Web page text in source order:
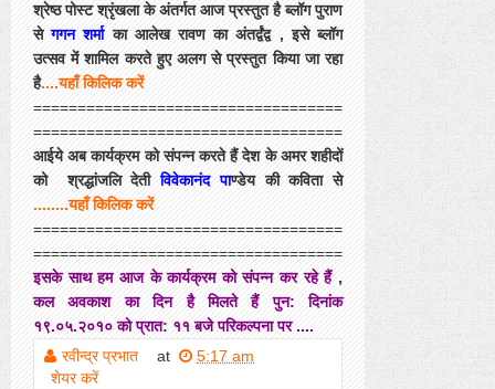
श्रेष्ठ पोस्ट श्रृंखला के अंतर्गत आज प्रस्तुत है ब्लॉग पुराण
सेगगन शर्माका आलेख रावण का अंतर्द्वंद्व , इसे ब्लॉग
उत्सव में शामिल करते हुए अलग से प्रस्तुत किया जा रहा
है....यहाँ किलिक करें
===================================
===================================
आईये अब कार्यक्रम को संपन्न करते हैं देश के अमर शहीदों
को श्रद्धांजलि देतीविवेकानंद पाण्डेय की कविता से
........यहाँ किलिक करें
===================================
===================================
इसके साथ हम आज के कार्यक्रम को संपन्न कर रहे हैं ,
कल अवकाश का दिन है मिलते हैं पुन: दिनांक
१९.०५.२०१० को प्रात: ११ बजे परिकल्पना पर ....
रवीन्द्र प्रभात
at
5:17 am
शेयर करें